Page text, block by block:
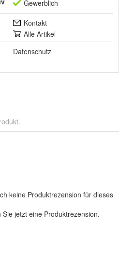
Gewerblich
Kontakt
Alle Artikel
Datenschutz
keine Produktrezension für dieses
Sie jetzt eine Produktrezension.